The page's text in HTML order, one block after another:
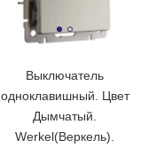
Выключатель
одноклавишный. Цвет
Дымчатый.
Werkel(Веркель).